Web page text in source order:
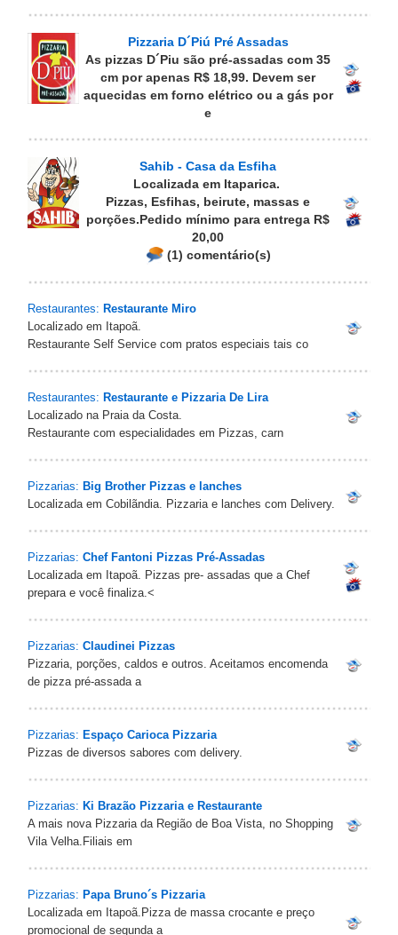
Pizzaria D´Piú Pré Assadas
As pizzas D´Piu são pré-assadas com 35
cm por apenas R$ 18,99. Devem ser
aquecidas em forno elétrico ou a gás por
e
Sahib - Casa da Esfiha
Localizada em Itaparica.
Pizzas, Esfihas, beirute, massas e
porções.Pedido mínimo para entrega R$
20,00
(1) comentário(s)
Restaurantes: Restaurante Miro
Localizado em Itapoã.
Restaurante Self Service com pratos especiais tais co
Restaurantes: Restaurante e Pizzaria De Lira
Localizado na Praia da Costa.
Restaurante com especialidades em Pizzas, carn
Pizzarias: Big Brother Pizzas e lanches
Localizada em Cobilãndia. Pizzaria e lanches com Delivery.
Pizzarias: Chef Fantoni Pizzas Pré-Assadas
Localizada em Itapoã. Pizzas pre- assadas que a Chef
prepara e você finaliza.<
Pizzarias: Claudinei Pizzas
Pizzaria, porções, caldos e outros. Aceitamos encomenda
de pizza pré-assada a
Pizzarias: Espaço Carioca Pizzaria
Pizzas de diversos sabores com delivery.
Pizzarias: Ki Brazão Pizzaria e Restaurante
A mais nova Pizzaria da Região de Boa Vista, no Shopping
Vila Velha.Filiais em
Pizzarias: Papa Bruno´s Pizzaria
Localizada em Itapoã.Pizza de massa crocante e preço
promocional de segunda a